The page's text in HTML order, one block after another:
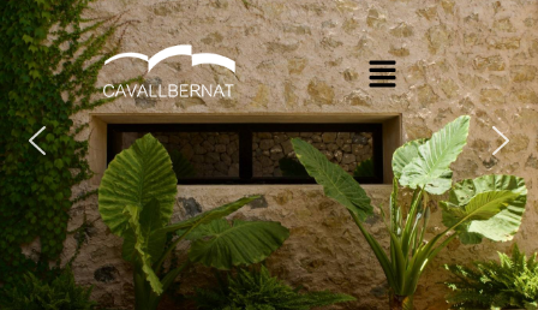
Inicio